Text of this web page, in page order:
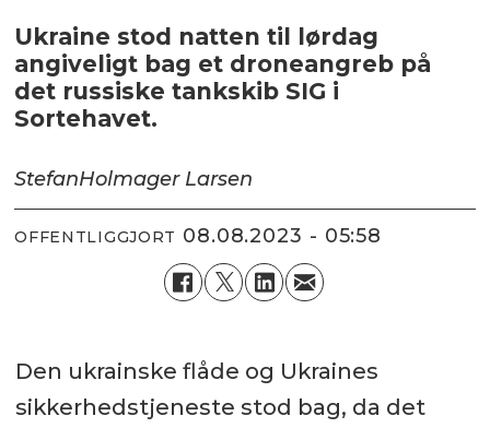
Ukraine stod natten til lørdag
angiveligt bag et droneangreb på
det russiske tankskib SIG i
Sortehavet.
StefanHolmager Larsen
OFFENTLIGGJORT 08.08.2023 - 05:58
Den ukrainske flåde og Ukraines
sikkerhedstjeneste stod bag, da det